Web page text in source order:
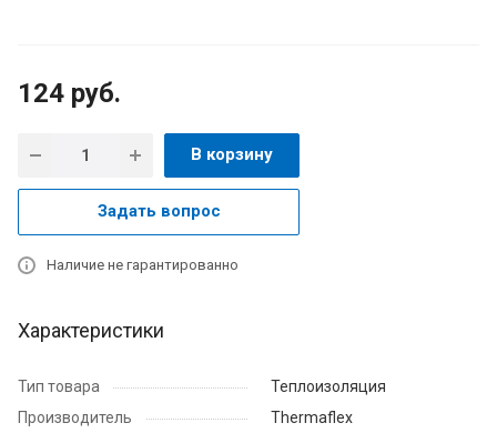
124 руб.
В корзину
Задать вопрос
Наличие не гарантированно
Характеристики
Тип товара
Теплоизоляция
Производитель
Thermaflex